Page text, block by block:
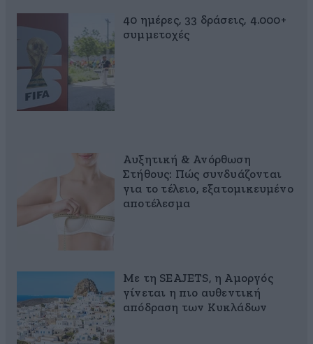
40 ημέρες, 33 δράσεις, 4.000+
συμμετοχές
Αυξητική & Ανόρθωση
Στήθους: Πώς συνδυάζονται
για το τέλειο, εξατομικευμένο
αποτέλεσμα
Με τη SEAJETS, η Αμοργός
γίνεται η πιο αυθεντική
απόδραση των Κυκλάδων